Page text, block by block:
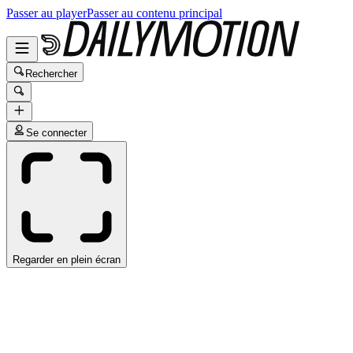
Passer au playerPasser au contenu principal
Rechercher
Se connecter
Regarder en plein écran